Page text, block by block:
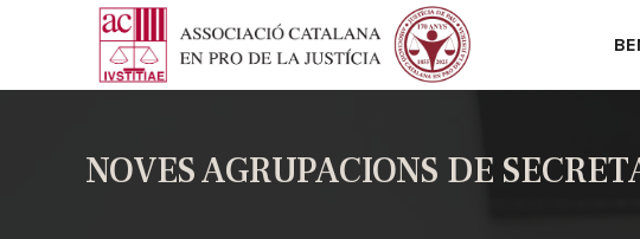
NOVES AGRUPACIONS DE